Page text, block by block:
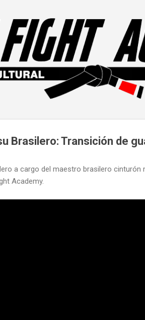
Brasilero: Transición de
a cargo del maestro brasilero cinturón
Academy.